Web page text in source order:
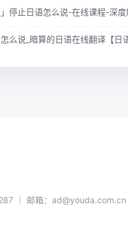
」停止日语怎么说-在线课程-深
么说_暗算的日语在线翻译【日
｜ 邮箱：ad@youda.com.cn